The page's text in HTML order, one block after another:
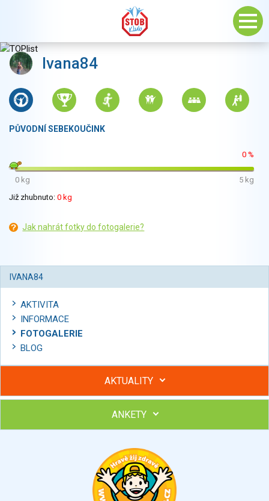
Ivana84
PŮVODNÍ SEBEKOUČINK
0 %
0 kg
5 kg
Již zhubnuto: 0 kg
Jak nahrát fotky do fotogalerie?
IVANA84
AKTIVITA
INFORMACE
FOTOGALERIE
BLOG
AKTUALITY
Hubněte s podporou lektorky a skupiny v kurzech STOBu
Chcete poradit s hubnutím? Najděte si odborníka STOBu ve
ANKETY